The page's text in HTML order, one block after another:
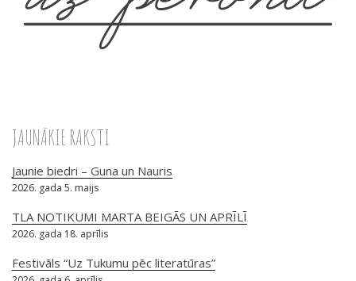
JAUNĀKIE RAKSTI
Jaunie biedri – Guna un Nauris
2026. gada 5. maijs
TLA NOTIKUMI MARTA BEIGĀS UN APRĪLĪ
2026. gada 18. aprīlis
Festivāls “Uz Tukumu pēc literatūras”